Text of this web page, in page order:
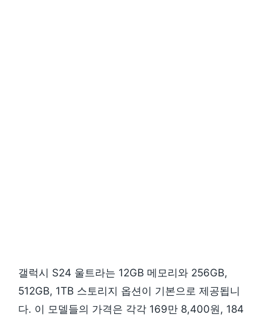
갤럭시 S24 울트라는 12GB 메모리와 256GB,
512GB, 1TB 스토리지 옵션이 기본으로 제공됩니
다. 이 모델들의 가격은 각각 169만 8,400원, 184